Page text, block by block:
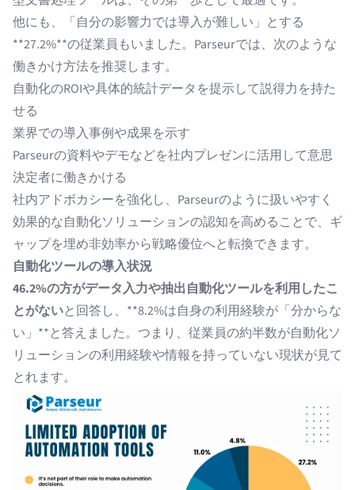
他にも、「自分の影響力では導入が難しい」とする
**27.2%**の従業員もいました。Parseurでは、次のような
働きかけ方法を推奨します。
自動化のROIや具体的統計データを提示して説得力を持た
せる
業界での導入事例や成果を示す
Parseurの資料やデモなどを社内プレゼンに活用して意思
決定者に働きかける
社内アドボカシーを強化し、Parseurのように扱いやすく
効果的な自動化ソリューションの認知を高めることで、ギ
ャップを埋め非効率から戦略優位へと転換できます。
自動化ツールの導入状況
46.2%の方がデータ入力や抽出自動化ツールを利用したこ
とがないと回答し、**8.2%は自身の利用経験が「分からな
い」**と答えました。つまり、従業員の約半数が自動化ソ
リューションの利用経験や情報を持っていない現状が見て
とれます。